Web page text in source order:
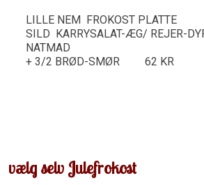
LILLE NEM FROKOST PLATTE
SILD KARRYSALAT-ÆG/ REJER-
NATMAD
+ 3/2 BRØD-SMØR 62 KR
v​ælg selv Julefrokost